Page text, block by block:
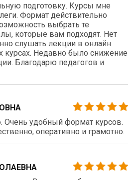
подготовку. Курсы мне
Формат действительно
выбрать те
которые вам подходят. Нет
слушать лекции в онлайн
курсах. Недавно было снижение
Благодарю педагогов и
Очень удобный формат курсов.
оперативно и грамотно.